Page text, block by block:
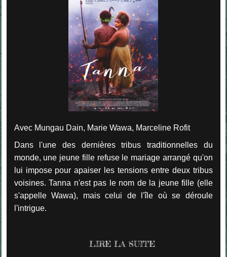
Avec Mungau Dain, Marie Wawa, Marceline Rofit
Dans l'une des dernières tribus traditionnelles du
monde, une jeune fille refuse le mariage arrangé qu'on
lui impose pour apaiser les tensions entre deux tribus
voisines. Tanna n'est pas le nom de la jeune fille (elle
s'appelle Wawa), mais celui de l'île où se déroule
l'intrigue.
LIRE LA SUITE